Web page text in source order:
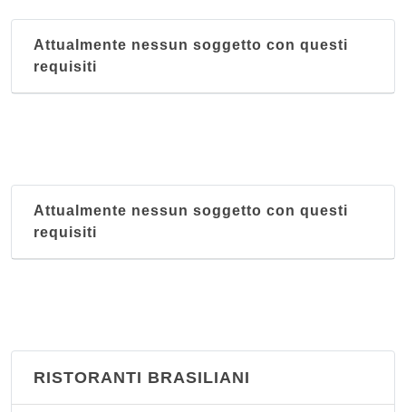
Attualmente nessun soggetto con questi
requisiti
Attualmente nessun soggetto con questi
requisiti
RISTORANTI BRASILIANI